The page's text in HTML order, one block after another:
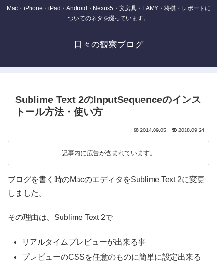
Mac・iPhone・iPad・Android・Nexus5・文房具・LAMY・将棋・レポートに
ついてのネタを綴っています。
日々の観察ブログ
Sublime Text 2のInputSequenceのインス
トール方法・使い方
2014.09.05 2018.09.24
記事内に広告が含まれています。
ブログを書く時のMacのエディタをSublime Text 2に変更
しました。
その理由は、Sublime Text 2で
リアルタイムプレビューが出来る事
プレビューのCSSを任意のものに簡単に設定出来る